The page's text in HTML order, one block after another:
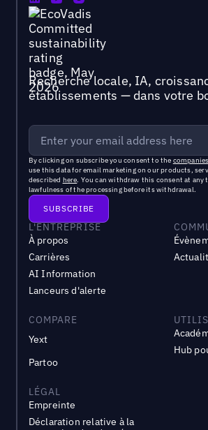
Recherche locale, IA,
établissements — dans votre
By clicking on subscribe you consent to the
use this data for email marketing on our products,
described here. You can withdraw this consent at
lawfulness of the processing before its withdrawal.
L'ENTREPRISE
À propos
Carrières
AI Information
Lanceurs d'alerte
COMPARE
Yext
Partoo
Hub
LÉGAL
Empreinte
Déclaration relative à la